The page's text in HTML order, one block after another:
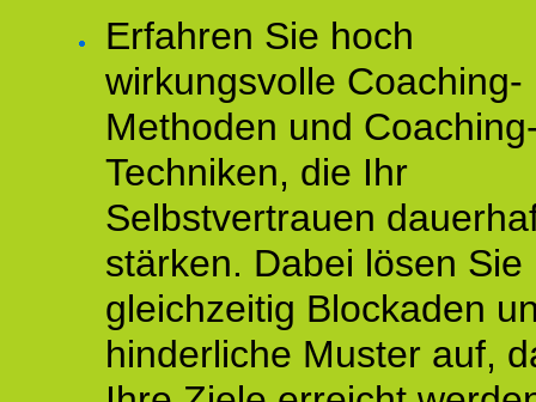
Erfahren Sie hoch
wirkungsvolle Coaching-
Methoden und
Techniken, die Ihr
Selbstvertrauen
stärken. Dabei lösen Sie
gleichzeitig Blockaden
hinderliche Muster auf,